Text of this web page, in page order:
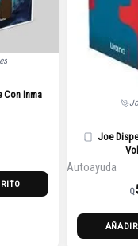
Con Inma
Joe
Autoayuda
Q